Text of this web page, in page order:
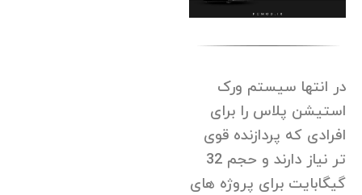
در انتها سیستم ورک
استیشن پلاس را برای
افرادی که پردازنده قوی
تر نیاز دارند و حجم 32
گیگابایت برای پروژه های